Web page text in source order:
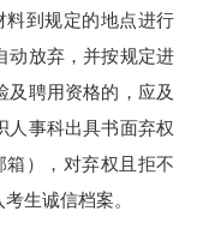
料到规定的地点进行
动放弃，并按规定进
及聘用资格的，应及
人事科出具书面弃权
），对弃权且拒不
生诚信档案。